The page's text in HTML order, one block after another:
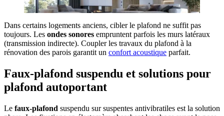
Dans certains logements anciens, cibler le plafond ne suffit pas
toujours. Les ondes sonores empruntent parfois les murs latéraux
(transmission indirecte). Coupler les travaux du plafond à la
rénovation des parois garantit un confort acoustique parfait.
Faux-plafond suspendu et solutions pour
plafond autoportant
Le faux-plafond suspendu sur suspentes antivibratiles est la solution